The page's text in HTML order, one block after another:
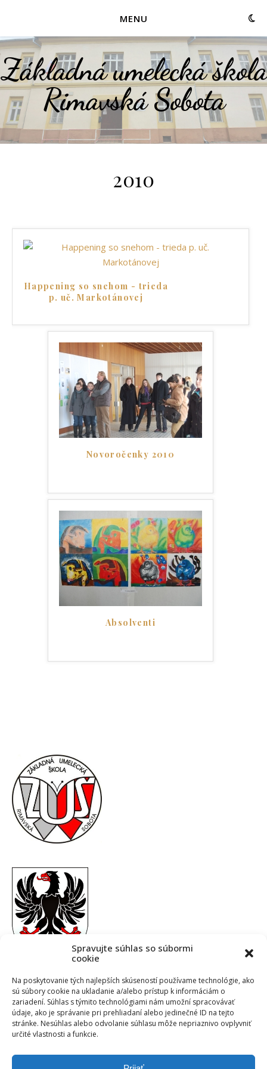
Spravujte súhlas so súbormi
cookie
Na poskytovanie tých najlepších skúseností používame technológie, ako
sú súbory cookie na ukladanie a/alebo prístup k informáciám o
zariadení. Súhlas s týmito technológiami nám umožní spracovávať
údaje, ako je správanie pri prehliadaní alebo jedinečné ID na tejto
stránke. Nesúhlas alebo odvolanie súhlasu môže nepriaznivo ovplyvniť
určité vlastnosti a funkcie.
MENU
Základná umelecká škola
Rimavská Sobota
2010
Happening so snehom - trieda
p. uč. Markotánovej
Novoročenky 2010
Absolventi